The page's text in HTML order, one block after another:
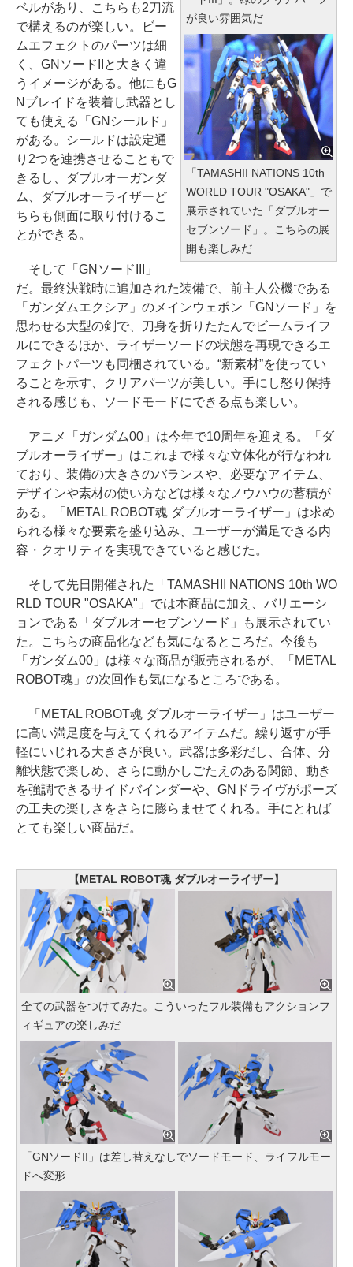
が良い雰囲気だ
「TAMASHII NATIONS 10th
WORLD TOUR "OSAKA"」で
展示されていた「ダブルオー
セブンソード」。こちらの展
開も楽しみだ
ベルがあり、こちらも2刀流
で構えるのが楽しい。ビー
ムエフェクトのパーツは細
く、GNソードIIと大きく違
うイメージがある。他にもG
Nブレイドを装着し武器とし
ても使える「GNシールド」
がある。シールドは設定通
り2つを連携させることもで
きるし、ダブルオーガンダ
ム、ダブルオーライザーど
ちらも側面に取り付けるこ
とができる。
そして「GNソードIII」
だ。最終決戦時に追加された装備で、前主人公機である
「ガンダムエクシア」のメインウェポン「GNソード」を
思わせる大型の剣で、刀身を折りたたんでビームライフ
ルにできるほか、ライザーソードの状態を再現できるエ
フェクトパーツも同梱されている。“新素材”を使ってい
ることを示す、クリアパーツが美しい。手にし怒り保持
される感じも、ソードモードにできる点も楽しい。
アニメ「ガンダム00」は今年で10周年を迎える。「ダ
ブルオーライザー」はこれまで様々な立体化が行なわれ
ており、装備の大きさのバランスや、必要なアイテム、
デザインや素材の使い方などは様々なノウハウの蓄積が
ある。「METAL ROBOT魂 ダブルオーライザー」は求め
られる様々な要素を盛り込み、ユーザーが満足できる内
容・クオリティを実現できていると感じた。
そして先日開催された「TAMASHII NATIONS 10th WO
RLD TOUR "OSAKA"」では本商品に加え、バリエーシ
ョンである「ダブルオーセブンソード」も展示されてい
た。こちらの商品化なども気になるところだ。今後も
「ガンダム00」は様々な商品が販売されるが、「METAL
ROBOT魂」の次回作も気になるところである。
「METAL ROBOT魂 ダブルオーライザー」はユーザー
に高い満足度を与えてくれるアイテムだ。繰り返すが手
軽にいじれる大きさが良い。武器は多彩だし、合体、分
離状態で楽しめ、さらに動かしごたえのある関節、動き
を強調できるサイドバインダーや、GNドライヴがポーズ
の工夫の楽しさをさらに膨らませてくれる。手にとれば
とても楽しい商品だ。
【METAL ROBOT魂 ダブルオーライザー】
全ての武器をつけてみた。こういったフル装備もアクションフ
ィギュアの楽しみだ
「GNソードII」は差し替えなしでソードモード、ライフルモー
ドへ変形